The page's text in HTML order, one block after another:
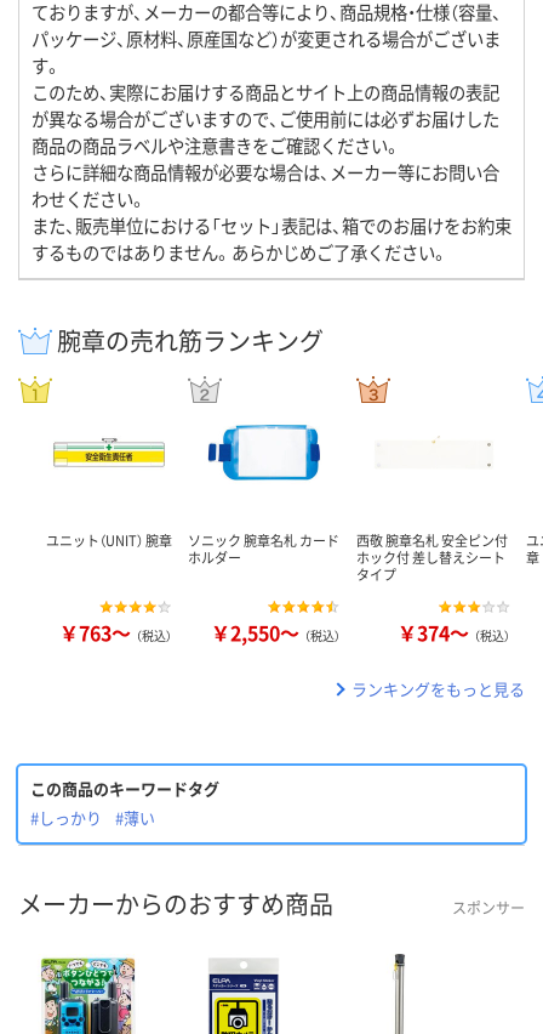
ておりますが、メーカーの都合等により、商品規格・仕様（容量、
パッケージ、原材料、原産国など）が変更される場合がございま
す。
このため、実際にお届けする商品とサイト上の商品情報の表記
が異なる場合がございますので、ご使用前には必ずお届けした
商品の商品ラベルや注意書きをご確認ください。
さらに詳細な商品情報が必要な場合は、メーカー等にお問い合
わせください。
また、販売単位における「セット」表記は、箱でのお届けをお約束
するものではありません。あらかじめご了承ください。
腕章の売れ筋ランキング
ユニット（UNIT） 腕章
￥763～ （税込）
ソニック 腕章名札 カード
ホルダー
￥2,550～ （税込）
西敬 腕章名札 安全ピン付
ホック付 差し替えシート
タイプ
￥374～ （税込）
ランキングをもっと見る
この商品のキーワードタグ
#しっかり
#薄い
メーカーからのおすすめ商品 スポンサー